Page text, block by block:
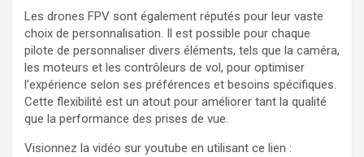
Les drones FPV sont également réputés pour leur vaste
choix de personnalisation. Il est possible pour chaque
pilote de personnaliser divers éléments, tels que la caméra,
les moteurs et les contrôleurs de vol, pour optimiser
l’expérience selon ses préférences et besoins spécifiques.
Cette flexibilité est un atout pour améliorer tant la qualité
que la performance des prises de vue.
Visionnez la vidéo sur youtube en utilisant ce lien :